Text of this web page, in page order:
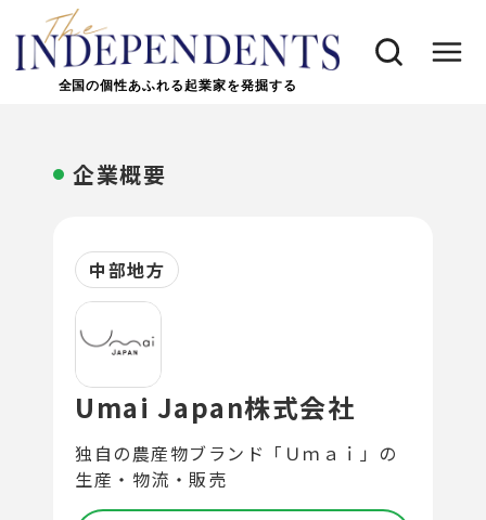
全国の個性あふれる起業家を発掘する
企業概要
中部地方
Umai Japan株式会社
独自の農産物ブランド「Ｕｍａｉ」の
生産・物流・販売